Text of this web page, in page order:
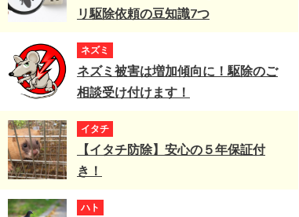
リ駆除依頼の豆知識7つ
ネズミ
ネズミ被害は増加傾向に！駆除のご
相談受け付けます！
イタチ
【イタチ防除】安心の５年保証付
き！
ハト